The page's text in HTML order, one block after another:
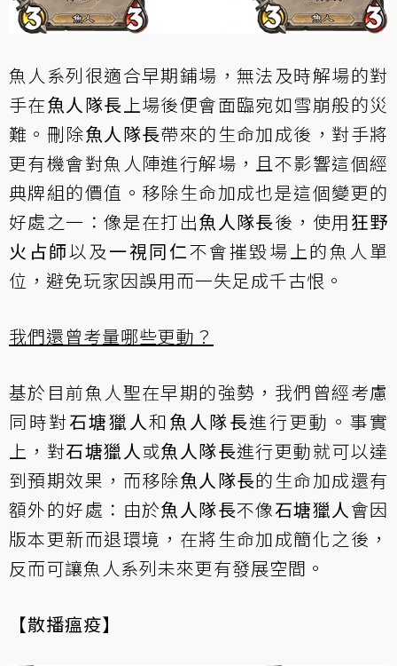
魚人系列很適合早期鋪場，無法及時解場的對
手在魚人隊長上場後便會面臨宛如雪崩般的災
難。刪除魚人隊長帶來的生命加成後，對手將
更有機會對魚人陣進行解場，且不影響這個經
典牌組的價值。移除生命加成也是這個變更的
好處之一：像是在打出魚人隊長後，使用狂野
火占師以及一視同仁不會摧毀場上的魚人單
位，避免玩家因誤用而一失足成千古恨。
我們還曾考量哪些更動？
基於目前魚人聖在早期的強勢，我們曾經考慮
同時對石塘獵人和魚人隊長進行更動。事實
上，對石塘獵人或魚人隊長進行更動就可以達
到預期效果，而移除魚人隊長的生命加成還有
額外的好處：由於魚人隊長不像石塘獵人會因
版本更新而退環境，在將生命加成簡化之後，
反而可讓魚人系列未來更有發展空間。
【散播瘟疫】